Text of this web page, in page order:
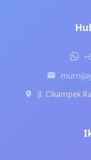
Jl. Cikampek